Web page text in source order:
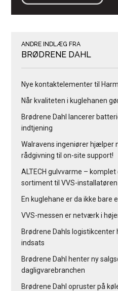
ANDRE INDLÆG FRA
BRØDRENE DAHL
Nye kontaktelementer til
Når kvaliteten i kuglehanen
Brødrene Dahl lancerer
indtjening
Walravens ingeniører hjælper
rådgivning til on-site support!
ALTECH gulvvarme –
sortiment til VVS-installatøren
En kuglehane er da ikke bare
VVS-messen er netværk i
Brødrene Dahls logistikcenter
indsats
Brødrene Dahl henter ny
dagligvarebranchen
Brødrene Dahl opruster på